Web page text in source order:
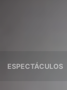
ESPECTÁCULOS